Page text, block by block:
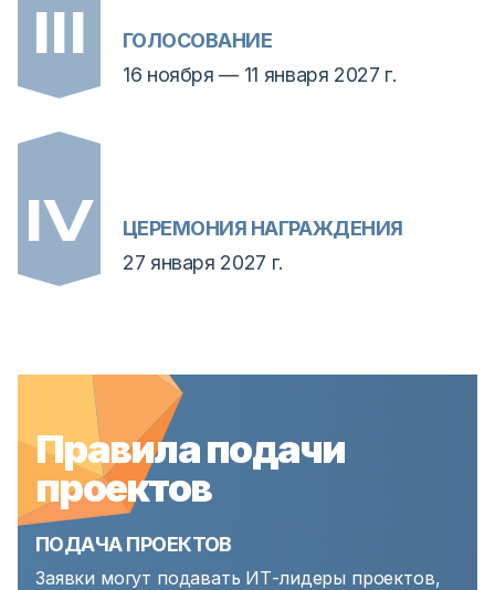
ГОЛОСОВАНИЕ
16 ноября — 11 января 2027 г.
ЦЕРЕМОНИЯ НАГРАЖДЕНИЯ
27 января 2027 г.
Правила подачи
проектов
ПОДАЧА ПРОЕКТОВ
Заявки могут подавать ИТ-лидеры проектов,